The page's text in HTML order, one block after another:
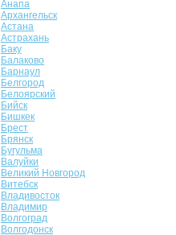
Анапа
Архангельск
Астана
Астрахань
Баку
Балаково
Барнаул
Белгород
Белоярский
Бийск
Бишкек
Брест
Брянск
Бугульма
Валуйки
Великий Новгород
Витебск
Владивосток
Владимир
Волгоград
Волгодонск